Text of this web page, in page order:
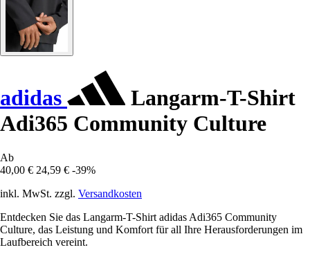
adidas
Langarm-T-Shirt
Adi365 Community Culture
Ab
40,00 € 24,59 € -39%
inkl. MwSt. zzgl. Versandkosten
Entdecken Sie das Langarm-T-Shirt adidas Adi365 Community
Culture, das Leistung und Komfort für all Ihre Herausforderungen im
Laufbereich vereint.